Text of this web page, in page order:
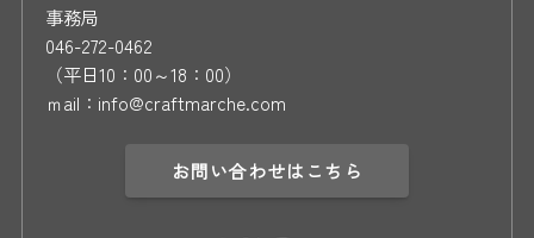
事務局
046-272-0462
（平日10：00～18：00）
ｍail：info@craftmarche.com
お問い合わせはこちら